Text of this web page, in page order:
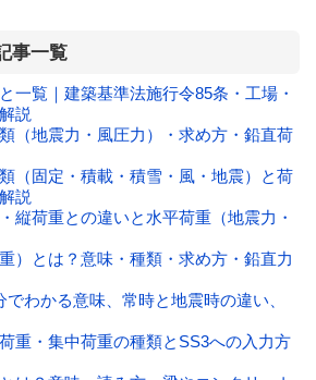
事一覧
一覧｜建築基準法施行令85条・工場・
説
（地震力・風圧力）・求め方・鉛直荷
（固定・積載・積雪・風・地震）と荷
説
縦荷重との違いと水平荷重（地震力・
）とは？意味・種類・求め方・鉛直力
わかる意味、常時と地震時の違い、
重・集中荷重の種類とSS3への入力方